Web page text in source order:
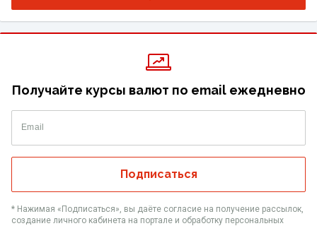
Получайте курсы валют по email ежедневно
Email
Подписаться
* Нажимая «‎Подписаться», вы даёте согласие на получение рассылок,
создание личного кабинета на портале и обработку персональных